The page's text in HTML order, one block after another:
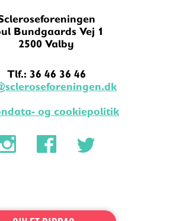
Bundgaards Vej 1
2500 Valby
Tlf.: 36 46 36 46
og cookiepolitik